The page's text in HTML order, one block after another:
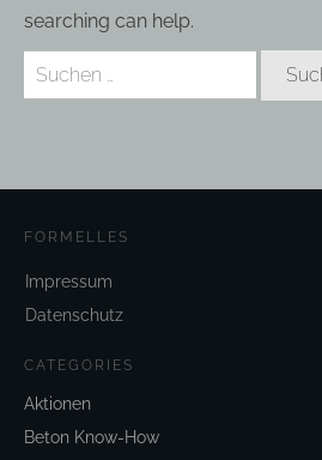
searching can help.
Suchen
FORMELLES
Impressum
Datenschutz
CATEGORIES
Aktionen
Beton Know-How